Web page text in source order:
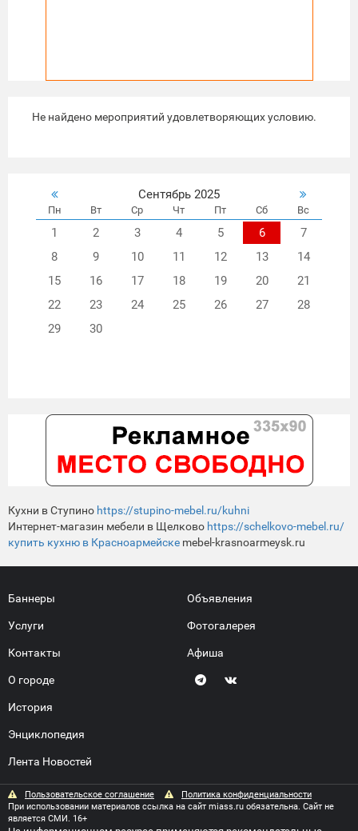
Не найдено мероприятий удовлетворяющих условию.
Сентябрь 2025
Пн Вт Ср Чт Пт Сб Вс
1 2 3 4 5 6
7
8
9 10 11 12 13
14
15
16 17 18 19 20
21
22
23 24 25 26 27
28
29
30
Кухни в Ступино https://stupino-mebel.ru/kuhni
Интернет-магазин мебели в Щелково https://schelkovo-mebel.ru/
купить кухню в Красноармейске mebel-krasnoarmeysk.ru
Баннеры
Услуги
Контакты
О городе
История
Энциклопедия
Лента Новостей
Объявления
Фотогалерея
Афиша
Пользовательское соглашение
Политика конфиденциальности
При использовании материалов ссылка на сайт miass.ru обязательна. Сайт не
является СМИ. 16+